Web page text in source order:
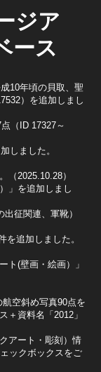
ジア
ース
10年頃の貝取、聖
）を追加しまし
（ID 17327～
しました。
（2025.10.28）
」を追加しまし
征関連、軍靴）
を追加しました。
ト(壁画・絵画）」
航空斜め写真90点を
＋資料名「2012」
アート・彫刻）情
ックボックスをご